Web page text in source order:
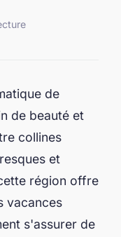
de
de beauté et
collines
et
région offre
vacances
s'assurer de